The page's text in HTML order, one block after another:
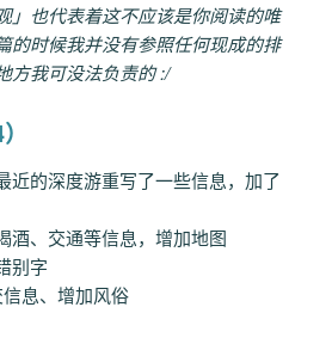
」也代表着这不应该是你阅读的唯
的时候我并没有参照任何现成的排
方我可没法负责的 :/
近的深度游重写了一些信息，加了
酒、交通等信息，增加地图
别字
息、增加风俗